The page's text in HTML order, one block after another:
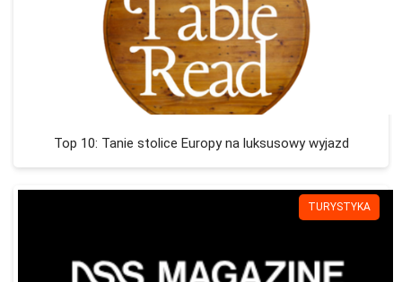
Top 10: Tanie stolice Europy na luksusowy wyjazd
TURYSTYKA